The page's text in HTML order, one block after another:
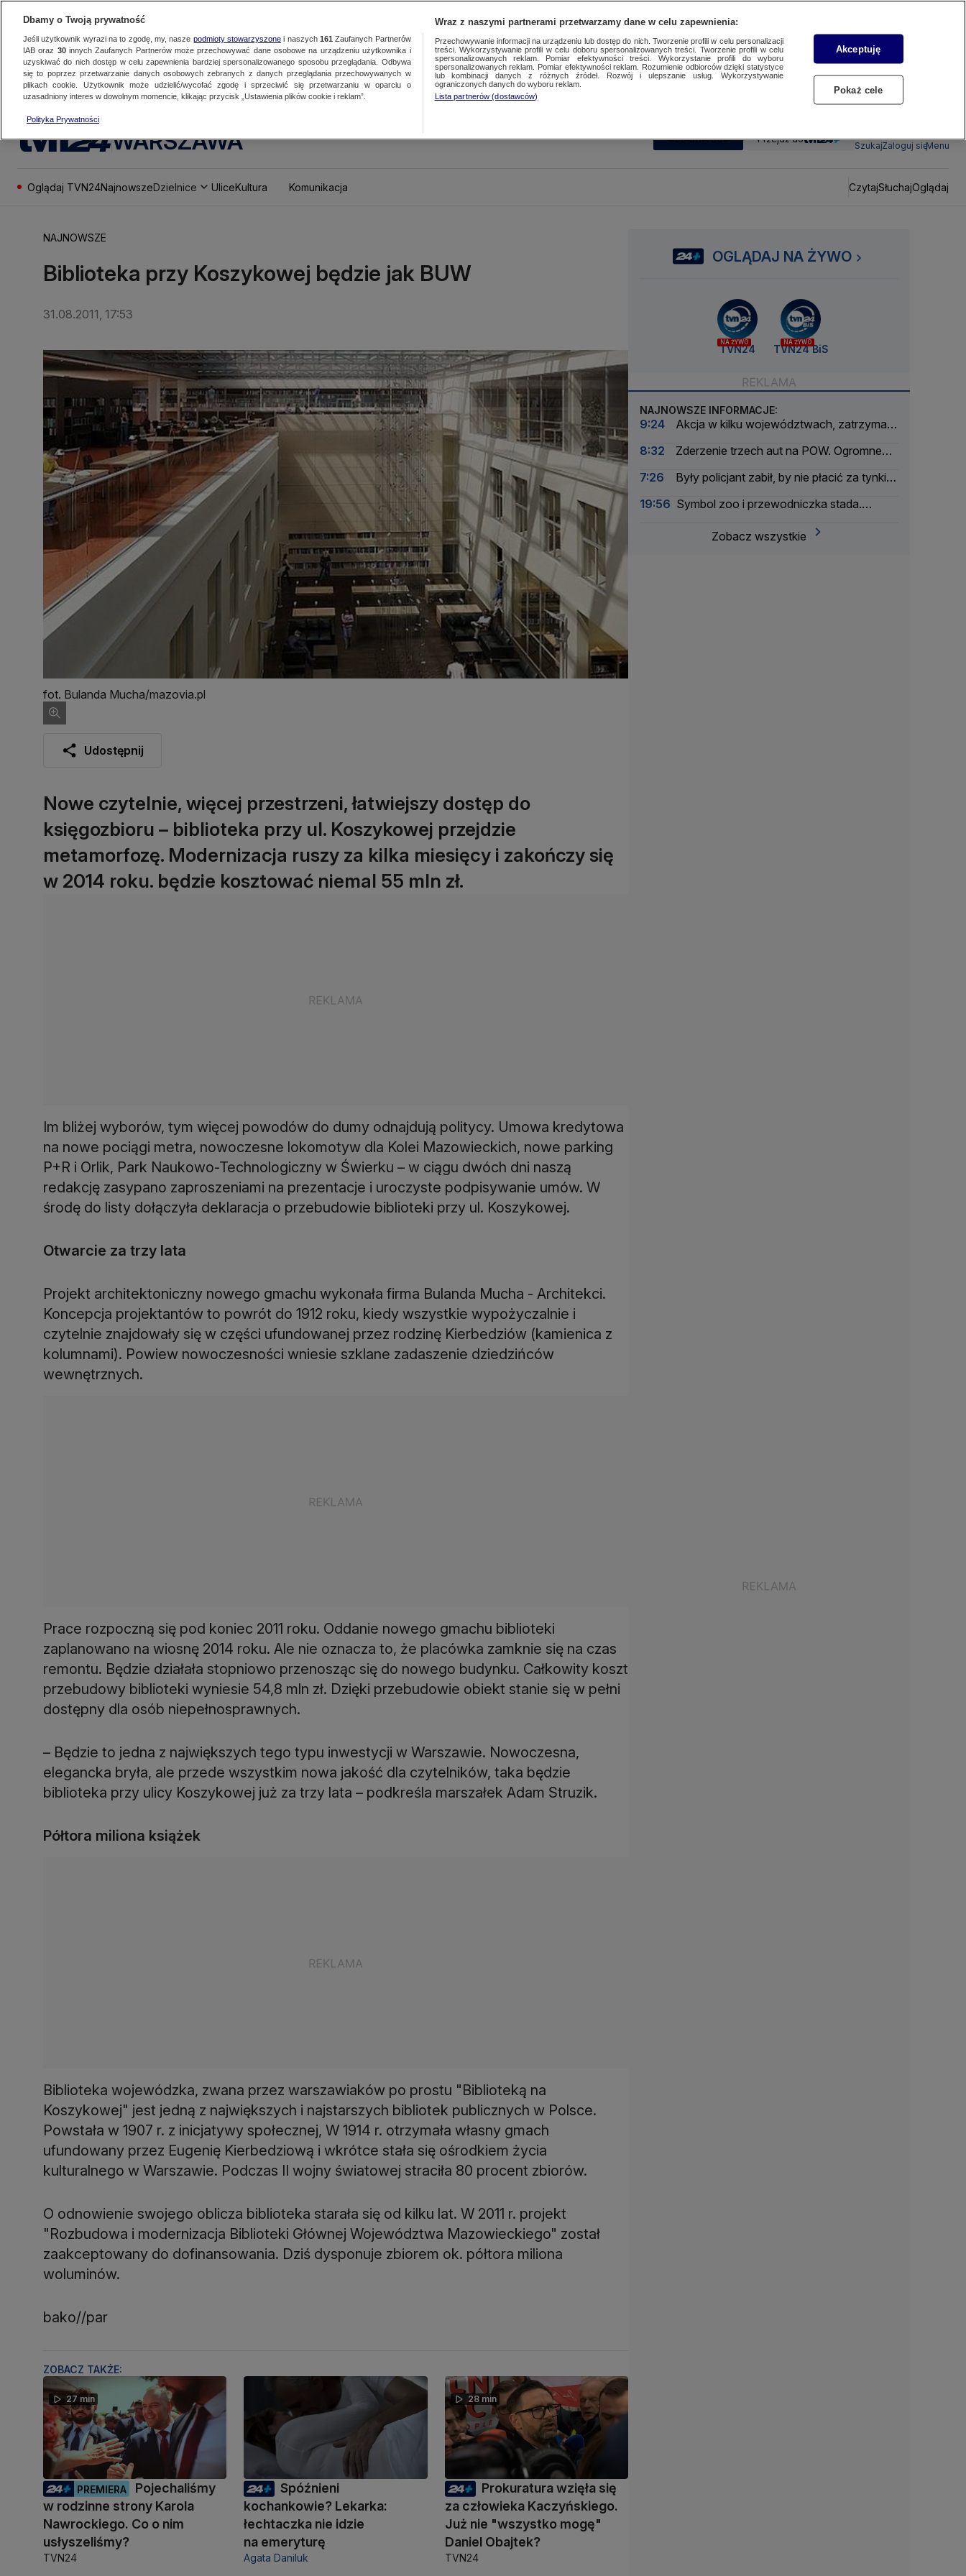
WARSZAWA SUBSKRYBUJ Przejdź do
SzukajZaloguj sięMenu
Oglądaj TVN24NajnowszeDzielnice UliceKultura Komunikacja CzytajSłuchajOglądaj
NAJNOWSZE
Biblioteka przy Koszykowej będzie jak BUW
31.08.2011, 17:53
fot. Bulanda Mucha/mazovia.pl
Udostępnij
Nowe czytelnie, więcej przestrzeni, łatwiejszy dostęp do
księgozbioru – biblioteka przy ul. Koszykowej przejdzie
metamorfozę. Modernizacja ruszy za kilka miesięcy i zakończy się
w 2014 roku. będzie kosztować niemal 55 mln zł.
Im bliżej wyborów, tym więcej powodów do dumy odnajdują politycy. Umowa kredytowa
na nowe pociągi metra, nowoczesne lokomotyw dla Kolei Mazowieckich, nowe parking
P+R i Orlik, Park Naukowo-Technologiczny w Świerku – w ciągu dwóch dni naszą
redakcję zasypano zaproszeniami na prezentacje i uroczyste podpisywanie umów. W
środę do listy dołączyła deklaracja o przebudowie biblioteki przy ul. Koszykowej.
Otwarcie za trzy lata
Projekt architektoniczny nowego gmachu wykonała firma Bulanda Mucha - Architekci.
Koncepcja projektantów to powrót do 1912 roku, kiedy wszystkie wypożyczalnie i
czytelnie znajdowały się w części ufundowanej przez rodzinę Kierbedziów (kamienica z
kolumnami). Powiew nowoczesności wniesie szklane zadaszenie dziedzińców
wewnętrznych.
Prace rozpoczną się pod koniec 2011 roku. Oddanie nowego gmachu biblioteki
zaplanowano na wiosnę 2014 roku. Ale nie oznacza to, że placówka zamknie się na czas
remontu. Będzie działała stopniowo przenosząc się do nowego budynku. Całkowity koszt
przebudowy biblioteki wyniesie 54,8 mln zł. Dzięki przebudowie obiekt stanie się w pełni
dostępny dla osób niepełnosprawnych.
– Będzie to jedna z największych tego typu inwestycji w Warszawie. Nowoczesna,
elegancka bryła, ale przede wszystkim nowa jakość dla czytelników, taka będzie
biblioteka przy ulicy Koszykowej już za trzy lata – podkreśla marszałek Adam Struzik.
Półtora miliona książek
Biblioteka wojewódzka, zwana przez warszawiaków po prostu "Biblioteką na
Koszykowej" jest jedną z największych i najstarszych bibliotek publicznych w Polsce.
Powstała w 1907 r. z inicjatywy społecznej, W 1914 r. otrzymała własny gmach
ufundowany przez Eugenię Kierbedziową i wkrótce stała się ośrodkiem życia
kulturalnego w Warszawie. Podczas II wojny światowej straciła 80 procent zbiorów.
O odnowienie swojego oblicza biblioteka starała się od kilku lat. W 2011 r. projekt
"Rozbudowa i modernizacja Biblioteki Głównej Województwa Mazowieckiego" został
zaakceptowany do dofinansowania. Dziś dysponuje zbiorem ok. półtora miliona
woluminów.
bako//par
ZOBACZ TAKŻE:
27 min
PREMIERA
Pojechaliśmy
w rodzinne strony Karola
Nawrockiego. Co o nim
usłyszeliśmy?
TVN24
Spóźnieni
kochankowie? Lekarka:
łechtaczka nie idzie
na emeryturę
Agata Daniluk
28 min
Prokuratura wzięła się
za człowieka Kaczyńskiego.
Już nie "wszystko mogę"
Daniel Obajtek?
TVN24
OGLĄDAJ NA ŻYWO
NA ŻYWO
TVN24
NA ŻYWO
TVN24 BiS
NAJNOWSZE INFORMACJE:
9:24
Akcja w kilku województwach, zatrzymali
8:32
Zderzenie trzech aut na POW. Ogromne
7:26
Były policjant zabił, by nie płacić za tynki.
19:56 Symbol zoo i przewodniczka stada.
Zobacz wszystkie
Dbamy o Twoją prywatność
Jeśli użytkownik wyrazi na to zgodę, my, nasze podmioty stowarzyszonei naszych 161 Zaufanych Partnerów
IAB oraz 30innych Zaufanych Partnerów może przechowywać dane osobowe na urządzeniu użytkownika i
uzyskiwać do nich dostęp w celu zapewnienia bardziej spersonalizowanego sposobu przeglądania. Odbywa
się to poprzez przetwarzanie danych osobowych zebranych z danych przeglądania przechowywanych w
plikach cookie. Użytkownik może udzielić/wycofać zgodę i sprzeciwić się przetwarzaniu w oparciu o
uzasadniony interes w dowolnym momencie, klikając przycisk „Ustawienia plików cookie i reklam”.
Polityka Prywatności
Wraz z naszymi partnerami przetwarzamy dane w celu zapewnienia:
Przechowywanie informacji na urządzeniu lub dostęp do nich. Tworzenie profili w celu personalizacji
treści. Wykorzystywanie profili w celu doboru spersonalizowanych treści. Tworzenie profili w celu
spersonalizowanych reklam. Pomiar efektywności treści. Wykorzystanie profili do wyboru
spersonalizowanych reklam. Pomiar efektywności reklam. Rozumienie odbiorców dzięki statystyce
lub kombinacji danych z różnych źródeł. Rozwój i ulepszanie usług. Wykorzystywanie
ograniczonych danych do wyboru reklam.
Lista partnerów (dostawców)
Akceptuję
Pokaż cele